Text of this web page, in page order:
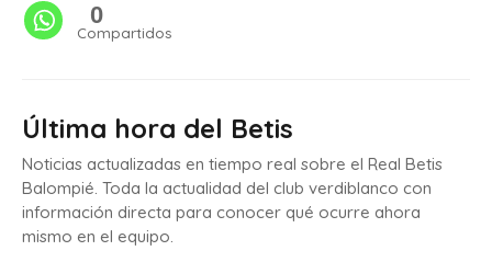
0
Compartidos
Última hora del Betis
Noticias actualizadas en tiempo real sobre el Real Betis
Balompié. Toda la actualidad del club verdiblanco con
información directa para conocer qué ocurre ahora
mismo en el equipo.